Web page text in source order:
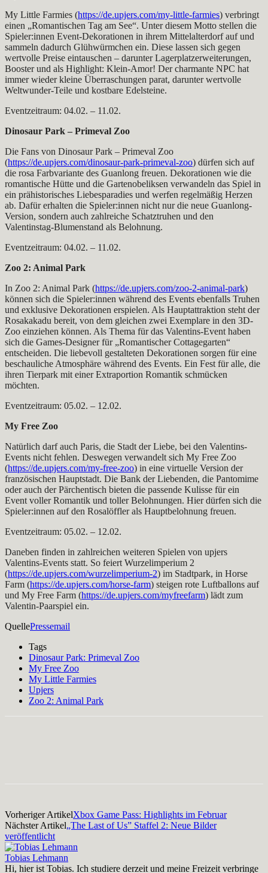
My Little Farmies (https://de.upjers.com/my-little-farmies) verbringt
einen „Romantischen Tag am See“. Unter diesem Motto stellen die
Spieler:innen Event-Dekorationen in ihrem Mittelalterdorf auf und
sammeln dadurch Glühwürmchen ein. Diese lassen sich gegen
wertvolle Preise eintauschen – darunter Lagerplatzerweiterungen,
Booster und als Highlight: Klein-Amor! Der charmante NPC hat
immer wieder kleine Überraschungen parat, darunter wertvolle
Weltwunder-Teile und kostbare Edelsteine.
Eventzeitraum: 04.02. – 11.02.
Dinosaur Park – Primeval Zoo
Die Fans von Dinosaur Park – Primeval Zoo
(https://de.upjers.com/dinosaur-park-primeval-zoo) dürfen sich auf
die rosa Farbvariante des Guanlong freuen. Dekorationen wie die
romantische Hütte und die Gartenobeliksen verwandeln das Spiel in
ein prähistorisches Liebesparadies und werfen regelmäßig Herzen
ab. Dafür erhalten die Spieler:innen nicht nur die neue Guanlong-
Version, sondern auch zahlreiche Schatztruhen und den
Valentinstag-Blumenstand als Belohnung.
Eventzeitraum: 04.02. – 11.02.
Zoo 2: Animal Park
In Zoo 2: Animal Park (https://de.upjers.com/zoo-2-animal-park)
können sich die Spieler:innen während des Events ebenfalls Truhen
und exklusive Dekorationen erspielen. Als Hauptattraktion steht der
Rosakakadu bereit, von dem gleichen zwei Exemplare in den 3D-
Zoo einziehen können. Als Thema für das Valentins-Event haben
sich die Games-Designer für „Romantischer Cottagegarten“
entscheiden. Die liebevoll gestalteten Dekorationen sorgen für eine
beschauliche Atmosphäre während des Events. Ein Fest für alle, die
ihren Tierpark mit einer Extraportion Romantik schmücken
möchten.
Eventzeitraum: 05.02. – 12.02.
My Free Zoo
Natürlich darf auch Paris, die Stadt der Liebe, bei den Valentins-
Events nicht fehlen. Deswegen verwandelt sich My Free Zoo
(https://de.upjers.com/my-free-zoo) in eine virtuelle Version der
französischen Hauptstadt. Die Bank der Liebenden, die Pantomime
oder auch der Pärchentisch bieten die passende Kulisse für ein
Event voller Romantik und toller Belohnungen. Hier dürfen sich die
Spieler:innen auf den Rosalöffler als Hauptbelohnung freuen.
Eventzeitraum: 05.02. – 12.02.
Daneben finden in zahlreichen weiteren Spielen von upjers
Valentins-Events statt. So feiert Wurzelimperium 2
(https://de.upjers.com/wurzelimperium-2) im Stadtpark, in Horse
Farm (https://de.upjers.com/horse-farm) steigen rote Luftballons auf
und My Free Farm (https://de.upjers.com/myfreefarm) lädt zum
Valentin-Paarspiel ein.
QuellePressemail
Tags
Dinosaur Park: Primeval Zoo
My Free Zoo
My Little Farmies
Upjers
Zoo 2: Animal Park
Vorheriger ArtikelXbox Game Pass: Highlights im Februar
Nächster Artikel„The Last of Us” Staffel 2: Neue Bilder
veröffentlicht
Tobias Lehmann
Hi, hier ist Tobias. Ich studiere derzeit und meine Freizeit verbringe